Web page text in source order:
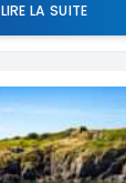
LIRE LA SUITE